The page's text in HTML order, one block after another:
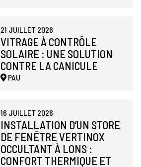
21 JUILLET 2026
VITRAGE À CONTRÔLE
SOLAIRE : UNE SOLUTION
CONTRE LA CANICULE
PAU
16 JUILLET 2026
INSTALLATION D’UN STORE
DE FENÊTRE VERTINOX
OCCULTANT À LONS :
CONFORT THERMIQUE ET